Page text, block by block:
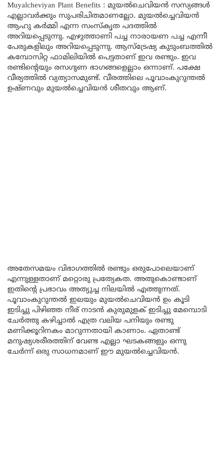
Muyalcheviyan Plant Benefits : മുയൽചെവിയൻ സസ്യങ്ങൾ
എല്ലാവർക്കും സുപരിചിതമാണല്ലോ. മുയൽച്ചെവിയൻ
ആഹു കർമ്മി എന്ന സംസ്കൃത പദത്തിൽ
അറിയപ്പെടുന്നു. എഴുത്താണി പച്ച നാരായണ പച്ച എന്നീ
പേരുകളിലും അറിയപ്പെടുന്നു. ആസ്‌ട്രേഷ്യ കുടുംബത്തിൽ
കമ്പോസിറ്റ ഫാമിലിയിൽ പെട്ടതാണ് ഇവ രണ്ടും. ഇവ
രണ്ടിന്റെയും രസഗുണ ഭാഗങ്ങളെല്ലാം ഒന്നാണ്. പക്ഷേ
വീര്യത്തിൽ വ്യത്യാസമുണ്ട്. വീരത്തിലെ പൂവാംകുറുന്തൽ
ഉഷ്ണവും മുയൽച്ചെവിയൻ ശീതവും ആണ്.
അതേസമയം വിഭാഗത്തിൽ രണ്ടും ഒരുപോലെയാണ്
എന്നുള്ളതാണ് മറ്റൊരു പ്രത്യേകത. അതുകൊണ്ടാണ്
ഇതിന്റെ പ്രഭാവം അത്യുച്ച നിലയിൽ എത്തുന്നത്.
പൂവാംകുറുന്തൽ ഇലയും മുയൽചെവിയൻ ഉം കൂടി
ഇടിച്ചു പിഴിഞ്ഞ നീര് നാടൻ കുരുമുളക് ഇടിച്ചു മേമ്പൊടി
ചേർത്തു കഴിച്ചാൽ എത്ര വലിയ പനിയും രണ്ടു
മണിക്കൂറിനകം മാറുന്നതായി കാണാം. ഏതാണ്ട്
മനുഷ്യശരീരത്തിന് വേണ്ട എല്ലാ ഘടകങ്ങളും ഒന്നു
ചേർന്ന് ഒരു സാധനമാണ് ഈ മുയൽച്ചെവിയൻ.